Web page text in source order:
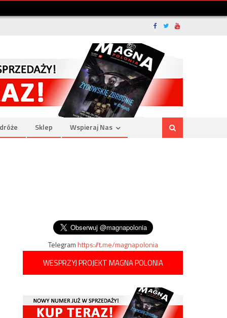
Sklep Wspieraj Nas
Telegramhttps://t.me/magnapolonia
WESPRZYJ PROJEKT MAGNA POLONIA